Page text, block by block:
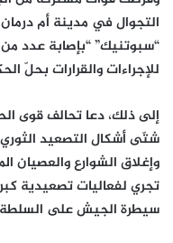
التجوال في مدينة أم
“سبوتنيك” “بإصابة عدد من
للإجراءات والقرارات بحلّ
إلى ذلك، دعا تحالف قوى
شتّى أشكال التصعيد
وإغلاق الشوارع والعصيان
تجري لفعاليات تصعيدية
سيطرة الجيش على